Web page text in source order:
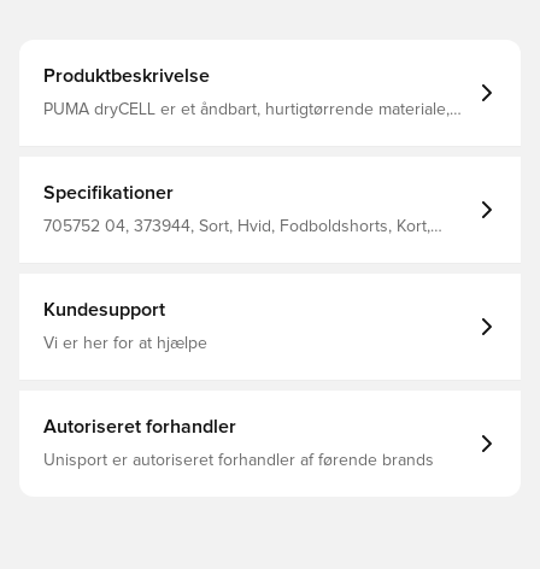
Produktbeskrivelse
PUMA dryCELL er et åndbart, hurtigtørrende materiale,
Specifikationer
705752 04, 373944, Sort, Hvid, Fodboldshorts, Kort,
Kundesupport
Vi er her for at hjælpe
Autoriseret forhandler
Unisport er autoriseret forhandler af førende brands